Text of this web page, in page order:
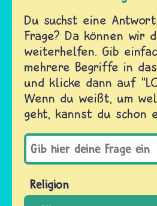
Du suchst eine
Frage? Da können wir
weiterhelfen. Gib
mehrere Begriffe in
und klicke dann auf
Wenn du weißt, um
geht, kannst du schon
Religion